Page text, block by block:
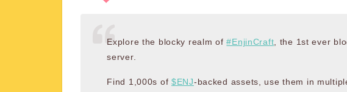
Explore the blocky realm of#EnjinCraft , the 1st ever
server.
Find 1,000s of $ENJ-backed assets, use them in